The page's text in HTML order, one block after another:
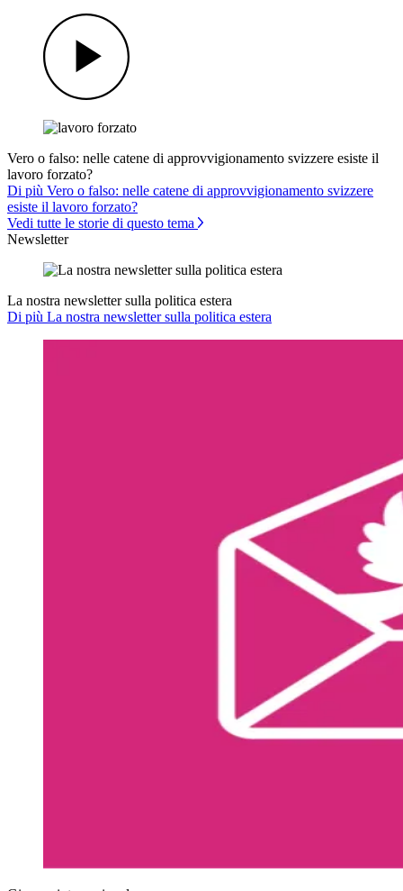
Vero o falso: nelle catene di approvvigionamento svizzere esiste il
lavoro forzato?
Di più Vero o falso: nelle catene di approvvigionamento svizzere
esiste il lavoro forzato?
Vedi tutte le storie di questo tema
Newsletter
La nostra newsletter sulla politica estera
Di più La nostra newsletter sulla politica estera